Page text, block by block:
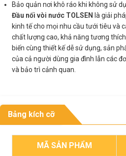
Bảo quản nơi khô ráo khi không sử
Đầu nối vòi nước TOLSEN là giải
kinh tế cho mọi nhu cầu tưới tiêu và
chất lượng cao, khả năng tương
biến cùng thiết kế dễ sử dụng, sản
của cả người dùng gia đình lẫn các
và bảo trì cảnh quan.
Bảng kích cỡ
MÃ SẢN PHẨM